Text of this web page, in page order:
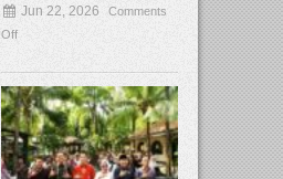
Tamee Irelly Menjadi Juri Open
Film Terbaru...
Sep 08, 2025 Comments Off
Bekasi, Broadcastmagz – Dalam upaya
talenta...
Jun 22, 2026
Comments
Off